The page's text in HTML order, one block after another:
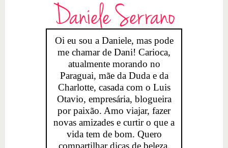
Daniele Serrano
Oi eu sou a Daniele, mas pode
me chamar de Dani! Carioca,
atualmente morando no
Paraguai, mãe da Duda e da
Charlotte, casada com o Luis
Otavio, empresária, blogueira
por paixão. Amo viajar, fazer
novas amizades e curtir o que a
vida tem de bom. Quero
compartilhar dicas de beleza,